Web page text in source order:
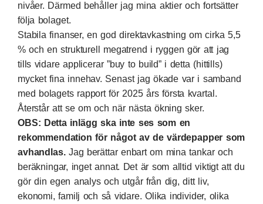
nivåer. Därmed behåller jag mina aktier och fortsätter
följa bolaget.
Stabila finanser, en god direktavkastning om cirka 5,5
% och en strukturell megatrend i ryggen gör att jag
tills vidare applicerar ”buy to build” i detta (hittills)
mycket fina innehav. Senast jag ökade var i samband
med bolagets rapport för 2025 års första kvartal.
Återstår att se om och när nästa ökning sker.
OBS: Detta inlägg ska inte ses som en
rekommendation för något av de värdepapper som
avhandlas.Jag berättar enbart om mina tankar och
beräkningar, inget annat. Det är som alltid viktigt att du
gör din egen analys och utgår från dig, ditt liv,
ekonomi, familj och så vidare. Olika individer, olika